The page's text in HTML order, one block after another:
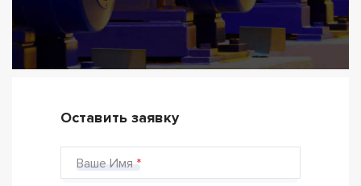
Оставить заявку
Ваше Имя